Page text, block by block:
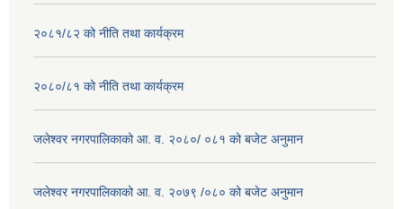
२०८१/८२ को नीति तथा कार्यक्रम
२०८०/८१ को नीति तथा कार्यक्रम
जलेश्वर नगरपालिकाको आ. व. २०८०/ ०८१ को बजेट अनुमान
जलेश्वर नगरपालिकाको आ. व. २०७९ /०८० को बजेट अनुमान